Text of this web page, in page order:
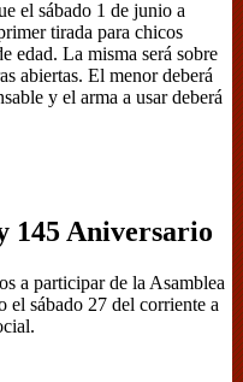
el sábado 1 de junio a
tirada para chicos
edad. La misma será sobre
abiertas. El menor deberá
y el arma a usar deberá
145 Aniversario
a participar de la Asamblea
el sábado 27 del corriente a